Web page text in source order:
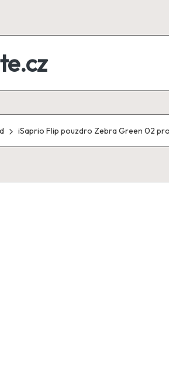
iSaprio Flip pouzdro Zebra Green 02